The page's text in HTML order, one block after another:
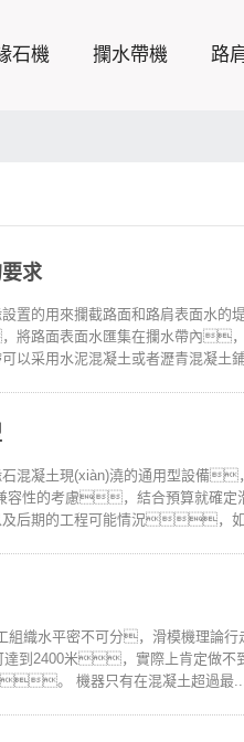
石機 攔水帶機 路
求
置的用來攔截路面和路肩表面水
面表面水匯集在攔水帶內，
采用水泥混凝土或者瀝青混凝土
石混凝土現(xiàn)澆的通用型設備
容性的考慮，結合預算就確
后期的工程可能情況，如
組織水平密不可分，滑模機理
到2400米，實際上肯定做不
。 機器只有在混凝土超過最